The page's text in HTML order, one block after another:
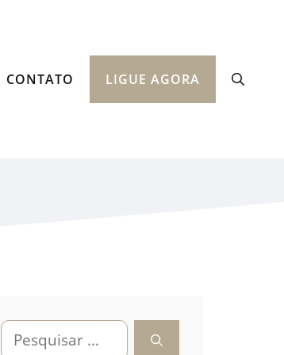
CONTATO LIGUE AGORA
Pesquisar
por: